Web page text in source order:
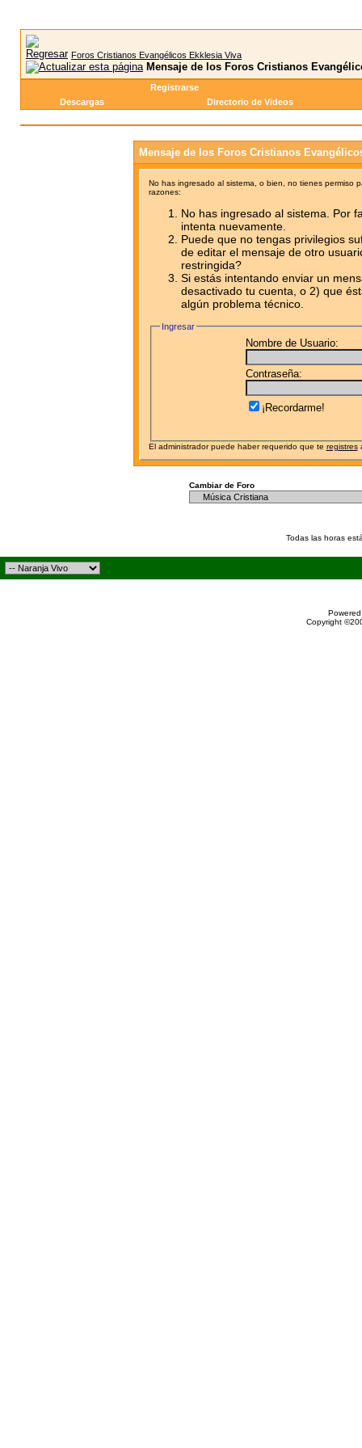
Foros Cristianos Evangélicos Ekklesia Viva
Mensaje de los Foros Cristianos
Registrarse
Descargas
Directorio de Videos
Mensaje de los Foros Cristianos
No has ingresado al sistema, o bien, no tienes permiso
razones:
No has ingresado al sistema. Por
intenta nuevamente.
Puede que no tengas privilegios
de editar el mensaje de otro
restringida?
Si estás intentando enviar un
desactivado tu cuenta, o 2) que
algún problema técnico.
Ingresar
Nombre de Usuario:
Contraseña:
¡Recordarme!
El administrador puede haber requerido que te registres
Cambiar de Foro
Todas las horas
Copyright